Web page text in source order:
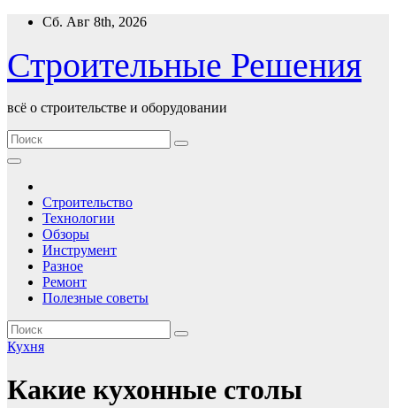
Перейти
содержимому
Сб. Авг 8th, 2026
Строительные Решения
всё о строительстве и оборудовании
Строительство
Технологии
Обзоры
Инструмент
Разное
Ремонт
Полезные советы
Кухня
Какие кухонные столы